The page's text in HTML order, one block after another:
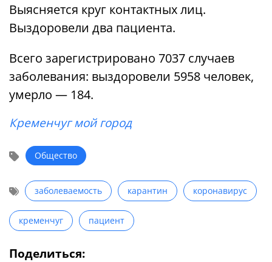
Выясняется круг контактных лиц.
Выздоровели два пациента.
Всего зарегистрировано 7037 случаев
заболевания: выздоровели 5958 человек,
умерло — 184.
Кременчуг мой город
Общество
заболеваемость карантин коронавирус
кременчуг пациент
Поделиться: